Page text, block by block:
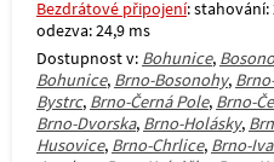
Bezdrátové připojení: stahování:
odezva: 24,9 ms
Dostupnost v: Bohunice,
Bohunice, Brno-Bosonohy,
Bystrc, Brno-Černá Pole, Brno-
Brno-Dvorska, Brno-Holásky,
Husovice, Brno-Chrlice, Brno-